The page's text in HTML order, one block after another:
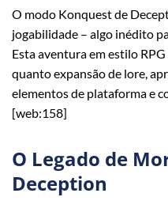
O modo Konquest de
jogabilidade – algo inédito
Esta aventura em estilo
quanto expansão de lore,
elementos de plataforma e
[web:158]
O Legado de
Deception